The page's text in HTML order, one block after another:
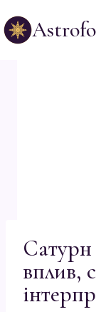
Сатурн
вплив,